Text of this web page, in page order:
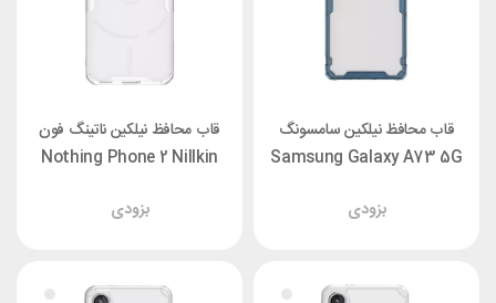
قاب محافظ نیلکین سامسونگ
Samsung Galaxy A73 5G
بزودی
قاب محافظ نیلکین ناتینگ فون
Nothing Phone 2 Nillkin
بزودی